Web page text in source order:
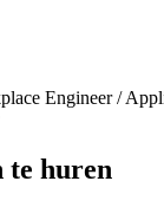
Engineer /
te huren